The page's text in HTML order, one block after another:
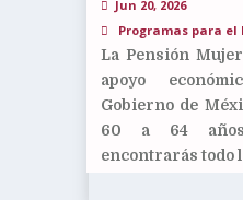
Jun 20, 2026
Programas para el
La Pensión
apoyo
Gobierno de
60 a 64
encontrarás todo